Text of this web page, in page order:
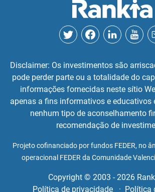
Disclaimer: Os investimentos são
pode perder parte ou a totalidade do
informações fornecidas neste sítio
apenas a fins informativos e educativos
nenhum tipo de aconselhamento
recomendação de
Projeto cofinanciado por fundos FEDER, no
operacional FEDER da Comunidade
Copyright © 2003 - 2026
Política de privacidade
Política